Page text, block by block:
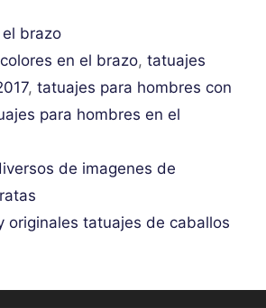
brazo
en el brazo,tatuajes
, tatuajes para hombres con
para hombres en el
de imagenes de
originales tatuajes de caballos